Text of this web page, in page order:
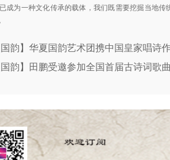
成为一种文化传承的载体，我们既需要挖掘当地
国韵】华夏国韵艺术团携中国皇家唱诗
国韵】田鹏受邀参加全国首届古诗词歌